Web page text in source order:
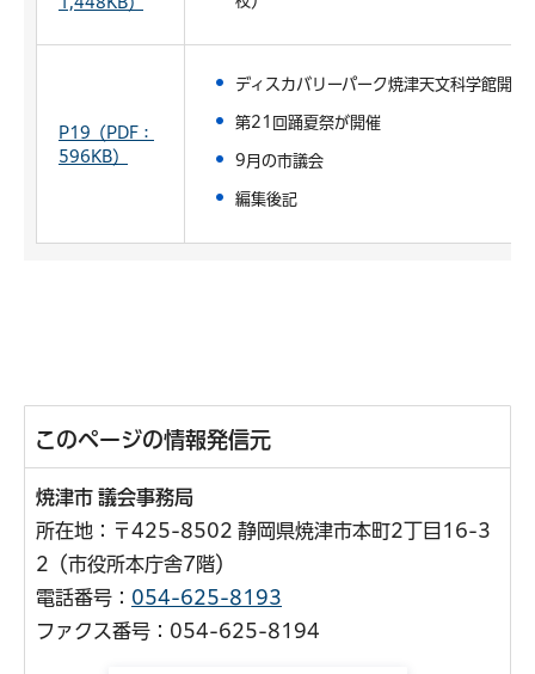
1,448KB）
P19（PDF：
596KB）
ディスカバリーパーク焼津天文科学館開
第21回踊夏祭が開催
9月の市議会
編集後記
このページの情報発信元
焼津市 議会事務局
所在地：〒425-8502 静岡県焼津市本町2丁目16-3
2（市役所本庁舎7階）
電話番号： 054-625-8193
ファクス番号：054-625-8194